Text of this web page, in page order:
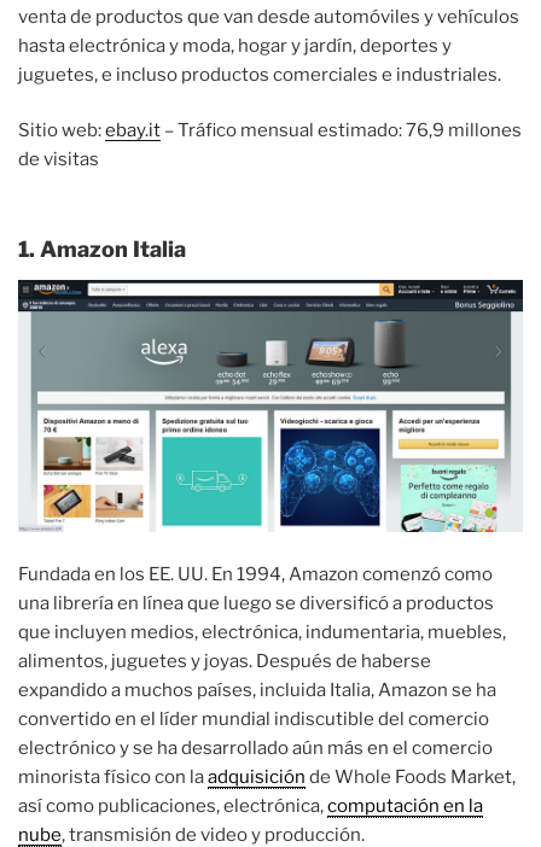
venta de productos que van desde automóviles y vehículos
hasta electrónica y moda, hogar y jardín, deportes y
juguetes, e incluso productos comerciales e industriales.
Sitio web:ebay.it – Tráfico mensual estimado: 76,9 millones
de visitas
1. Amazon Italia
Fundada en los EE. UU. En 1994, Amazon comenzó como
una librería en línea que luego se diversificó a productos
que incluyen medios, electrónica, indumentaria, muebles,
alimentos, juguetes y joyas. Después de haberse
expandido a muchos países, incluida Italia, Amazon se ha
convertido en el líder mundial indiscutible del comercio
electrónico y se ha desarrollado aún más en el comercio
minorista físico con laadquisición de Whole Foods Market,
así como publicaciones, electrónica,computación en la
nube, transmisión de video y producción.